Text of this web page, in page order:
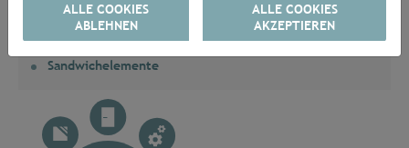
Dichtungen Und Dichtsysteme
Kunststoffe
Sandwichelemente
ALLE COOKIES
ABLEHNEN
ALLE COOKIES
AKZEPTIEREN